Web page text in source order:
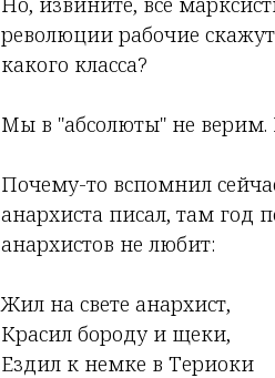
революции рабочие
какого класса?
Мы в "абсолюты" не верим.
Почему-то вспомнил
анархиста писал, там год
анархистов не любит:
Жил на свете анархист,
Красил бороду и щеки,
Ездил к немке в Териоки